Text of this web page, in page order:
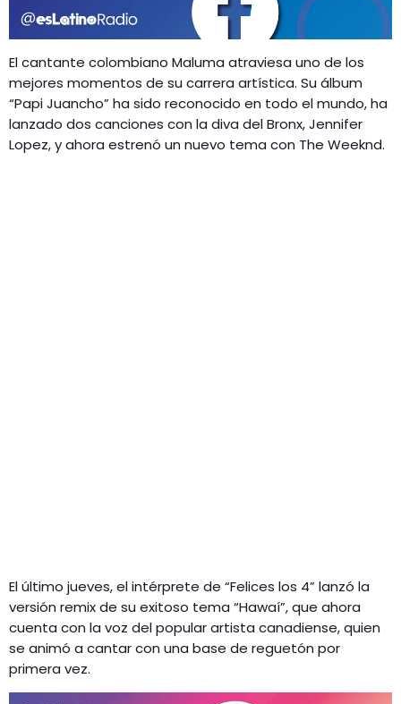
ENTRETENIMIENTO
El cantante colombiano Maluma atraviesa uno de los
mejores momentos de su carrera artística. Su álbum
“Papi Juancho” ha sido reconocido en todo el mundo, ha
lanzado dos canciones con la diva del Bronx, Jennifer
Lopez, y ahora estrenó un nuevo tema con The Weeknd.
El último jueves, el intérprete de “Felices los 4” lanzó la
versión remix de su exitoso tema “Hawaí”, que ahora
cuenta con la voz del popular artista canadiense, quien
se animó a cantar con una base de reguetón por
primera vez.